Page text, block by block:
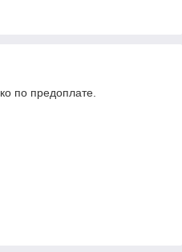
по предоплате.